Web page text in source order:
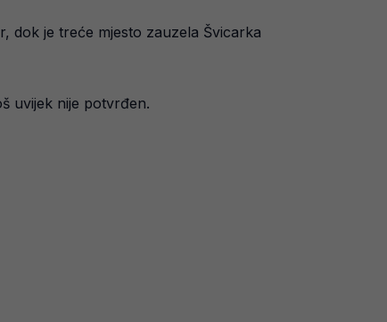
dok je treće mjesto zauzela Švicarka
uvijek nije potvrđen.